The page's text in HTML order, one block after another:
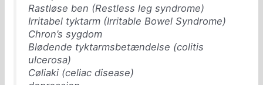
Rastløse ben (Restless leg syndrome)
Irritabel tyktarm (Irritable Bowel Syndrome)
Chron’s sygdom
Blødende tyktarmsbetændelse (colitis
ulcerosa)
Cøliaki (celiac disease)